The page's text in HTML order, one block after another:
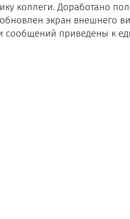
коллеги. Доработано
экран внешнего
сообщений приведены к